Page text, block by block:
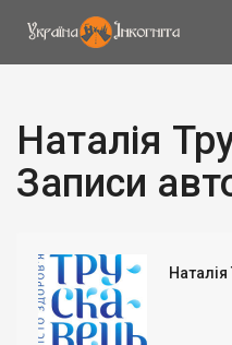
Наталія
Записи